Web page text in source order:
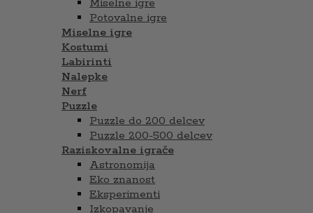
Miselne igre
Potovalne igre
Miselne igre
Kostumi
Labirinti
Nalepke
Nerf
Puzzle
Puzzle do 200 delcev
Puzzle 200-500 delcev
Raziskovalne igrače
Astronomija
Eko znanost
Eksperimenti
Izkopavanje